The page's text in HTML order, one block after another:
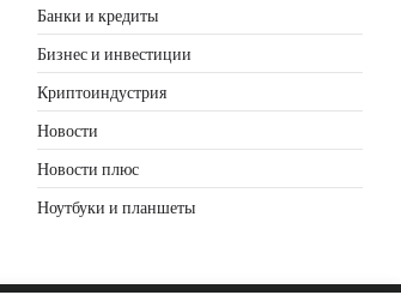
Банки и кредиты
Бизнес и инвестиции
Криптоиндустрия
Новости
Новости плюс
Ноутбуки и планшеты